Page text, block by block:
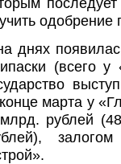
одобрение
днях
(всего у
марта у
рублей